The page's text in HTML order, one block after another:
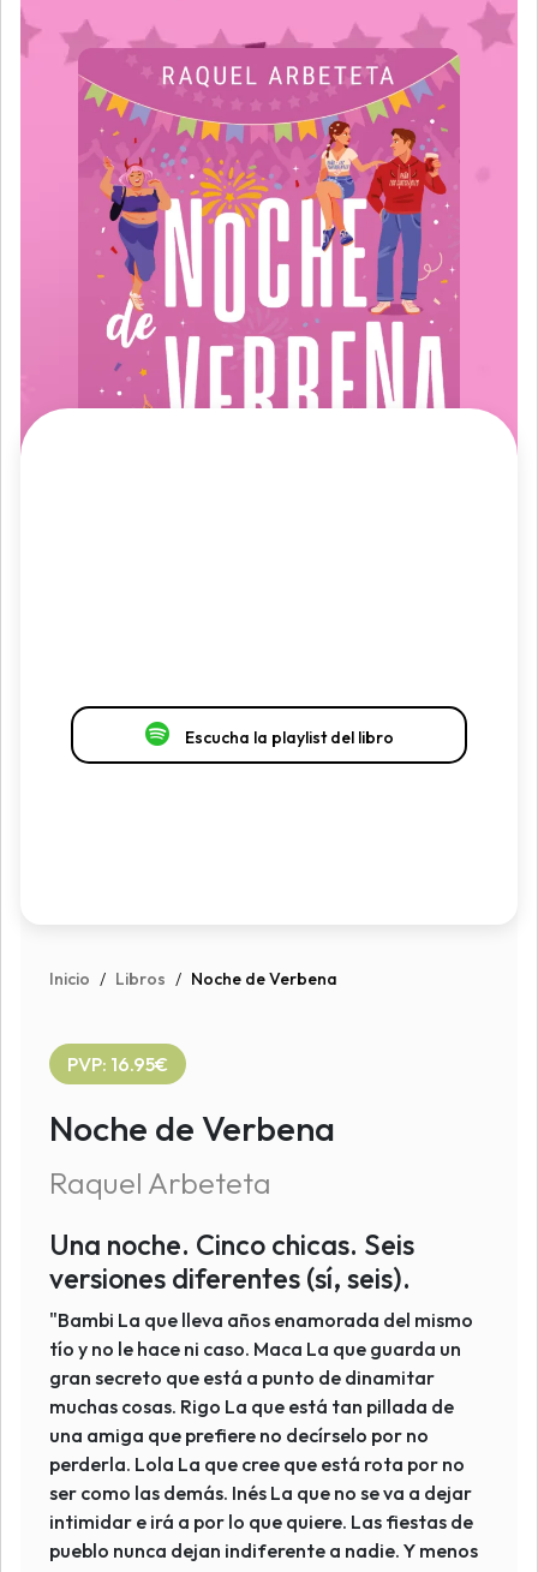
Escucha la playlist del libro
Inicio / Libros / Noche de Verbena
PVP: 16.95€
Noche de Verbena
Raquel Arbeteta
Una noche. Cinco chicas. Seis
versiones diferentes (sí, seis).
"Bambi La que lleva años enamorada del mismo
tío y no le hace ni caso. Maca La que guarda un
gran secreto que está a punto de dinamitar
muchas cosas. Rigo La que está tan pillada de
una amiga que prefiere no decírselo por no
perderla. Lola La que cree que está rota por no
ser como las demás. Inés La que no se va a dejar
intimidar e irá a por lo que quiere. Las fiestas de
pueblo nunca dejan indiferente a nadie. Y menos